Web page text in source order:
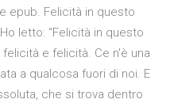
epub. Felicità in questo
letto: “Felicità in questo
felicità e felicità. Ce n'è una
a qualcosa fuori di noi. E
che si trova dentro